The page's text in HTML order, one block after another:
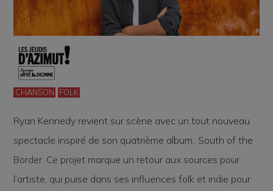
CHANSON FOLK
Ryan Kennedy revient sur scène avec un tout nouveau
spectacle inspiré de son quatrième album, South of the
Border . Ce projet marque un retour aux sources pour
l’artiste, qui puise dans ses influences folk et indie pour